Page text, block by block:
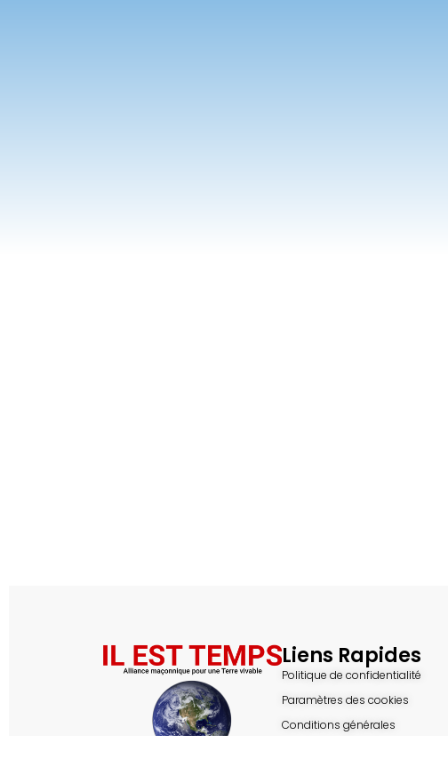
Liens Rapides
Politique de confidentialité
Paramètres des cookies
Conditions générales